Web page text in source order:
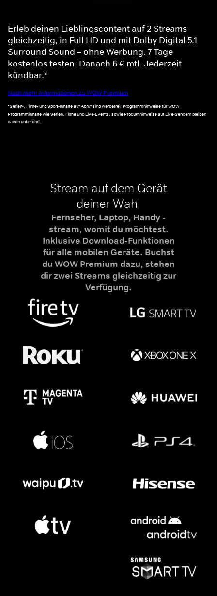
Erleb deinen Lieblingscontent auf 2 Streams
gleichzeitig, in Full HD und mit Dolby Digital 5.1
Surround Sound – ohne Werbung. 7 Tage
kostenlos testen. Danach 6 € mtl. Jederzeit
kündbar.*
Noch mehr Informationen zu WOW Premium
*Serien-, Filme- und Sport-Inhalte auf Abruf sind werbefrei. Programmhinweise für WOW
Programminhalte wie Serien, Filme und Live-Events, sowie Produkthinweise auf Live-Sendern bleiben
davon unberührt.
Stream auf dem Gerät
deiner Wahl
Fernseher, Laptop, Handy -
stream, womit du möchtest.
Inklusive Download-Funktionen
für alle mobilen Geräte. Buchst
du WOW Premium dazu, stehen
dir zwei Streams gleichzeitig zur
Verfügung.